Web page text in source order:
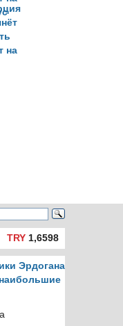
на
TRY1,6598
Эрдогана